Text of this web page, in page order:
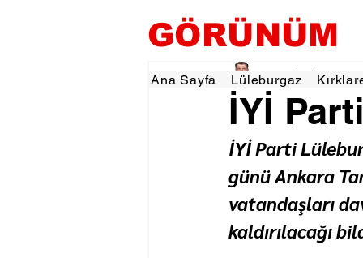
GÖRÜNÜM
Ana Sayfa Lüleburgaz
İYİ
Tevfik İŞÇİ 22 Haz 1
İYİ Parti
günü Ankara
vatandaşları
kaldırılacağı